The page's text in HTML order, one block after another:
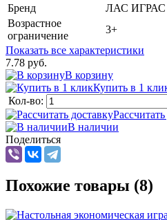
Бренд
ЛАС ИГРАС
Возрастное
ограничение
3+
Показать все характеристики
7.78 руб.
В корзину
Купить в 1
Кол-во:
В наличии
Поделиться
Похожие товары (8)